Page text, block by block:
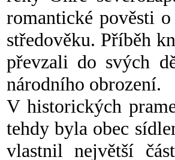
romantické pověsti
středověku. Příběh
převzali do svých
národního obrození.
V historických
tehdy byla obec
vlastnil největší